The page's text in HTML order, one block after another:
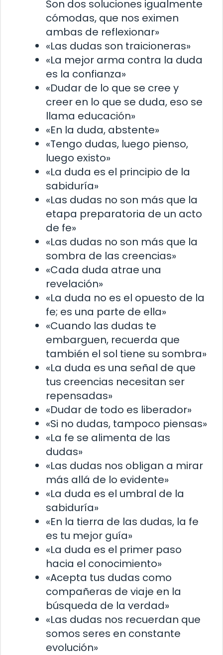
Son dos soluciones igualmente
cómodas, que nos eximen
ambas de reflexionar»
«Las dudas son traicioneras»
«La mejor arma contra la duda
es la confianza»
«Dudar de lo que se cree y
creer en lo que se duda, eso se
llama educación»
«En la duda, abstente»
«Tengo dudas, luego pienso,
luego existo»
«La duda es el principio de la
sabiduría»
«Las dudas no son más que la
etapa preparatoria de un acto
de fe»
«Las dudas no son más que la
sombra de las creencias»
«Cada duda atrae una
revelación»
«La duda no es el opuesto de la
fe; es una parte de ella»
«Cuando las dudas te
embarguen, recuerda que
también el sol tiene su sombra»
«La duda es una señal de que
tus creencias necesitan ser
repensadas»
«Dudar de todo es liberador»
«Si no dudas, tampoco piensas»
«La fe se alimenta de las
dudas»
«Las dudas nos obligan a mirar
más allá de lo evidente»
«La duda es el umbral de la
sabiduría»
«En la tierra de las dudas, la fe
es tu mejor guía»
«La duda es el primer paso
hacia el conocimiento»
«Acepta tus dudas como
compañeras de viaje en la
búsqueda de la verdad»
«Las dudas nos recuerdan que
somos seres en constante
evolución»